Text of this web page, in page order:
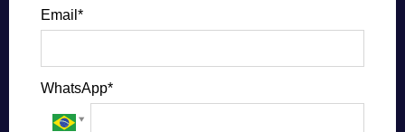
Email*
WhatsApp*